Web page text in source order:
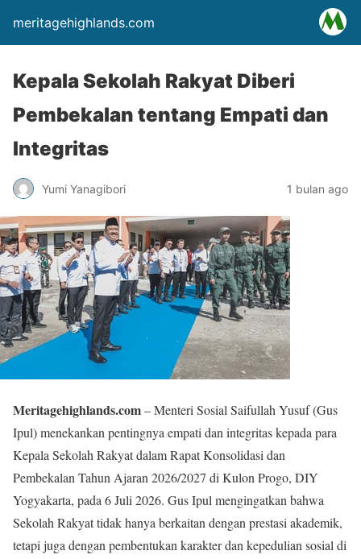
meritagehighlands.com
Kepala Sekolah Rakyat Diberi
Pembekalan tentang Empati dan
Integritas
Yumi Yanagibori 1 bulan ago
Meritagehighlands.com– Menteri Sosial Saifullah Yusuf (Gus
Ipul) menekankan pentingnya empati dan integritas kepada para
Kepala Sekolah Rakyat dalam Rapat Konsolidasi dan
Pembekalan Tahun Ajaran 2026/2027 di Kulon Progo, DIY
Yogyakarta, pada 6 Juli 2026. Gus Ipul mengingatkan bahwa
Sekolah Rakyat tidak hanya berkaitan dengan prestasi akademik,
tetapi juga dengan pembentukan karakter dan kepedulian sosial di